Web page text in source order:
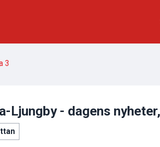
3
Ljungby - dagens